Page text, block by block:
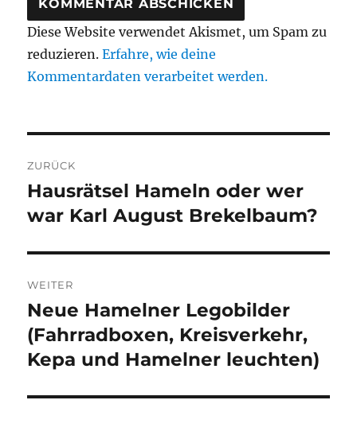
Diese Website verwendet Akismet, um Spam zu
reduzieren.Erfahre, wie deine
Kommentardaten verarbeitet werden.
ZURÜCK
Vorheriger
Beitrag:
Hausrätsel Hameln oder wer
war Karl August Brekelbaum?
WEITER
Nächster
Beitrag:
Neue Hamelner Legobilder
(Fahrradboxen, Kreisverkehr,
Kepa und Hamelner leuchten)